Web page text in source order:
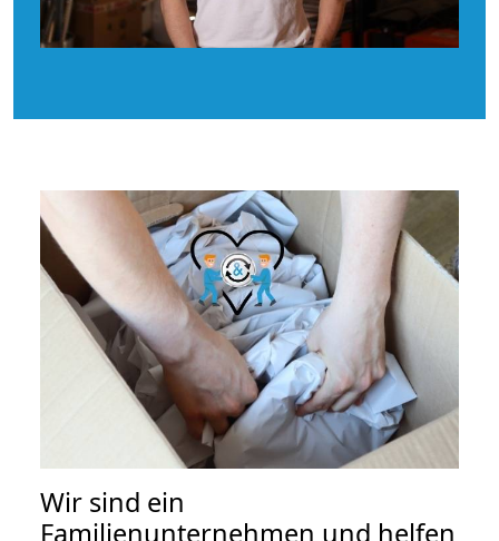
Wir sind ein
Familienunternehmen und helfen